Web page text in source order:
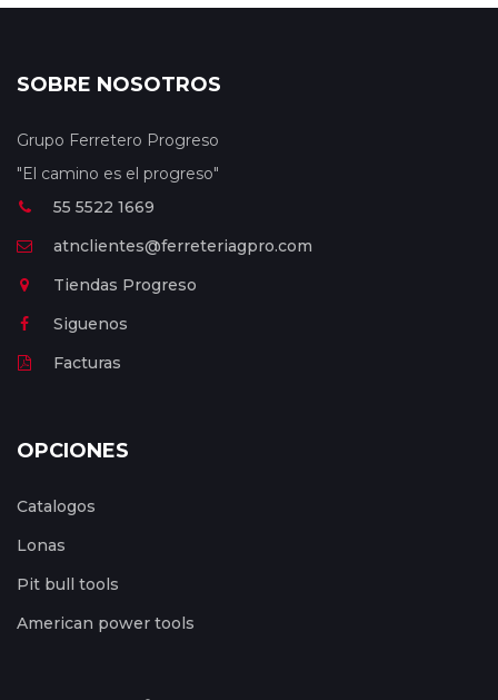
SOBRE NOSOTROS
Grupo Ferretero Progreso
"El camino es el progreso"
55 5522 1669
atnclientes@ferreteriagpro.com
Tiendas Progreso
Siguenos
Facturas
OPCIONES
Catalogos
Lonas
Pit bull tools
American power tools